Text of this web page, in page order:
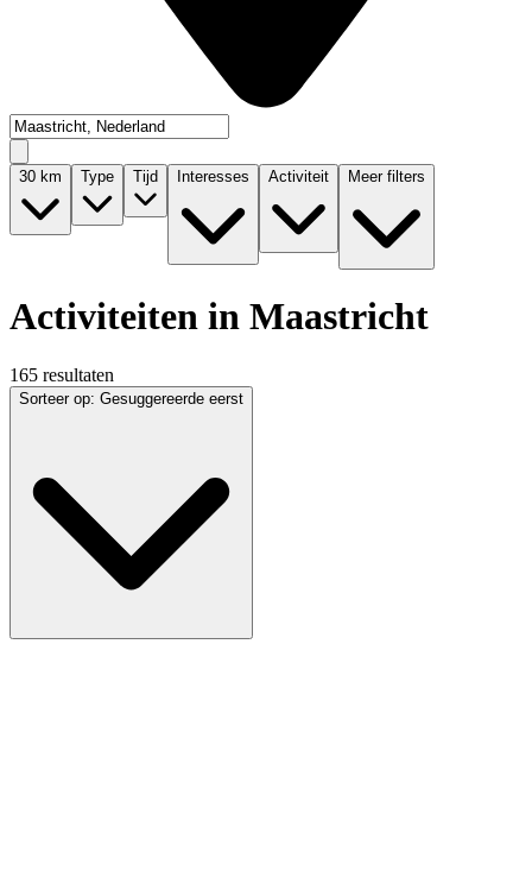
30 km Type Tijd Interesses Activiteit Meer filters
Activiteiten in Maastricht
165 resultaten
Sorteer op: Gesuggereerde eerst